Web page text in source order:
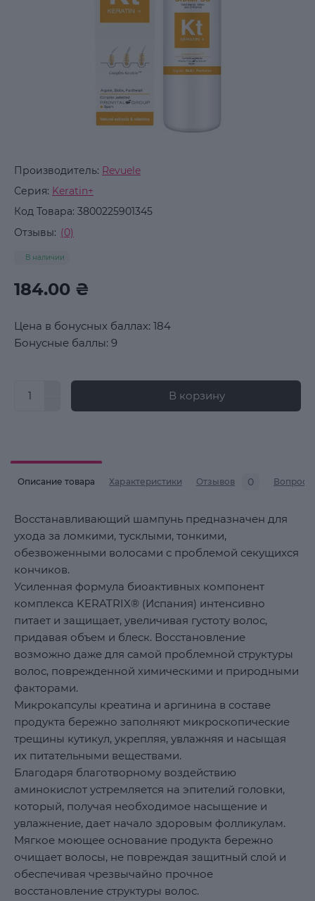
Производитель: Revuele
Серия: Keratin+
Код Товара: 3800225901345
Отзывы: (0)
В наличии
184.00 ₴
Цена в бонусных баллах: 184
Бонусные баллы: 9
В корзину
Описание товара Характеристики Отзывов 0 Вопросы
Восстанавливающий шампунь предназначен для
ухода за ломкими, тусклыми, тонкими,
обезвоженными волосами с проблемой секущихся
кончиков.
Усиленная формула биоактивных компонент
комплекса KERATRIX® (Испания) интенсивно
питает и защищает, увеличивая густоту волос,
придавая объем и блеск. Восстановление
возможно даже для самой проблемной структуры
волос, поврежденной химическими и природными
факторами.
Микрокапсулы креатина и аргинина в составе
продукта бережно заполняют микроскопические
трещины кутикул, укрепляя, увлажняя и насыщая
их питательными веществами.
Благодаря благотворному воздействию
аминокислот устремляется на эпителий головки,
который, получая необходимое насыщение и
увлажнение, дает начало здоровым фолликулам.
Мягкое моющее основание продукта бережно
очищает волосы, не повреждая защитный слой и
обеспечивая чрезвычайно прочное
восстановление структуры волос.